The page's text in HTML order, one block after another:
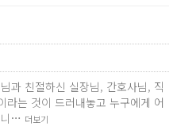
과 친절하신 실장님, 간호사님, 직
라는 것이 드러내놓고 누구에게 어
니… 더보기